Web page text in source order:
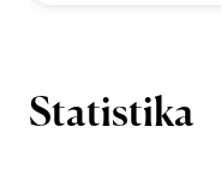
Statistika